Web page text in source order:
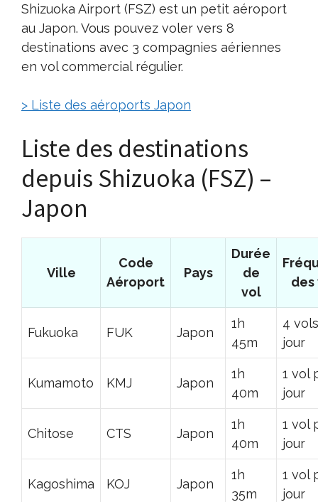
Shizuoka Airport (FSZ) est un petit aéroport
au Japon. Vous pouvez voler vers 8
destinations avec 3 compagnies aériennes
en vol commercial régulier.
> Liste des aéroports Japon
Liste des destinations
depuis Shizuoka (FSZ) –
Japon
Ville
Code
Aéroport
Pays
Durée
de
vol
des
Fukuoka FUK Japon
1h
45m
4
jour
Kumamoto KMJ Japon
1h
40m
1 vol
jour
Chitose CTS Japon
1h
40m
1 vol
jour
Kagoshima KOJ Japon
1h
35m
1 vol
jour